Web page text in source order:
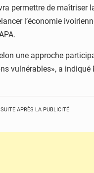
permettre de
l’économie
une approche
vulnérables», a
APRÈS LA PUBLICITÉ